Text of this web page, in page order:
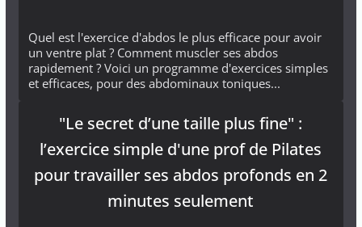
Quel est l'exercice d'abdos le plus efficace pour avoir
un ventre plat ? Comment muscler ses abdos
rapidement ? Voici un programme d'exercices simples
et efficaces, pour des abdominaux toniques...
"Le secret d’une taille plus fine" :
l’exercice simple d'une prof de Pilates
pour travailler ses abdos profonds en 2
minutes seulement